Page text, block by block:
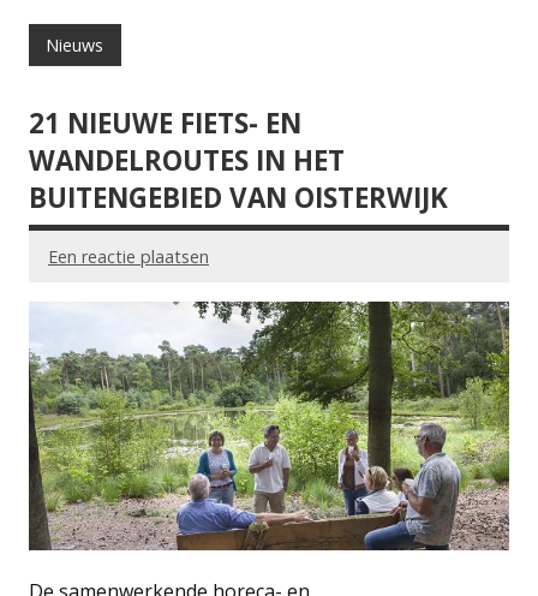
Nieuws
21 NIEUWE FIETS- EN
WANDELROUTES IN HET
BUITENGEBIED VAN OISTERWIJK
Een reactie plaatsen